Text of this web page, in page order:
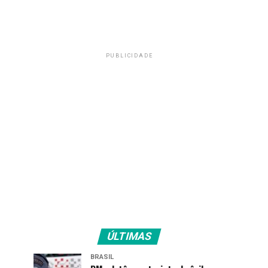
PUBLICIDADE
ÚLTIMAS
BRASIL